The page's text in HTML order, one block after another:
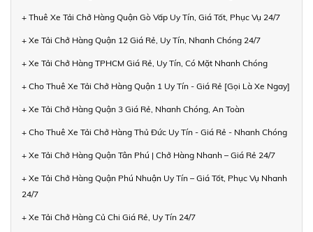
+ Thuê Xe Tải Chở Hàng Quận Gò Vấp Uy Tín, Giá Tốt, Phục Vụ 24/7
+ Xe Tải Chở Hàng Quận 12 Giá Rẻ, Uy Tín, Nhanh Chóng 24/7
+ Xe Tải Chở Hàng TPHCM Giá Rẻ, Uy Tín, Có Mặt Nhanh Chóng
+ Cho Thuê Xe Tải Chở Hàng Quận 1 Uy Tín - Giá Rẻ [Gọi Là Xe Ngay]
+ Xe Tải Chở Hàng Quận 3 Giá Rẻ, Nhanh Chóng, An Toàn
+ Cho Thuê Xe Tải Chở Hàng Thủ Đức Uy Tín - Giá Rẻ - Nhanh Chóng
+ Xe Tải Chở Hàng Quận Tân Phú | Chở Hàng Nhanh – Giá Rẻ 24/7
+ Xe Tải Chở Hàng Quận Phú Nhuận Uy Tín – Giá Tốt, Phục Vụ Nhanh
24/7
+ Xe Tải Chở Hàng Củ Chi Giá Rẻ, Uy Tín 24/7